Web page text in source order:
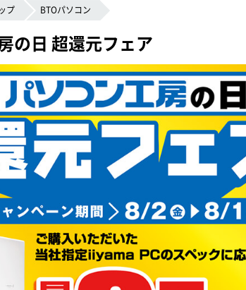
プ BTOパソコン
の日 超還元フェア